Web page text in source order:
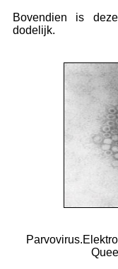
Bovendien is
dodelijk.